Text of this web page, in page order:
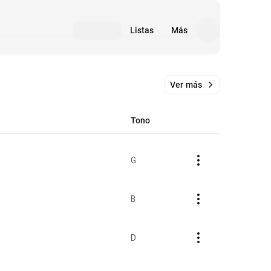
Listas Más
Ver más
Tono
G
B
D